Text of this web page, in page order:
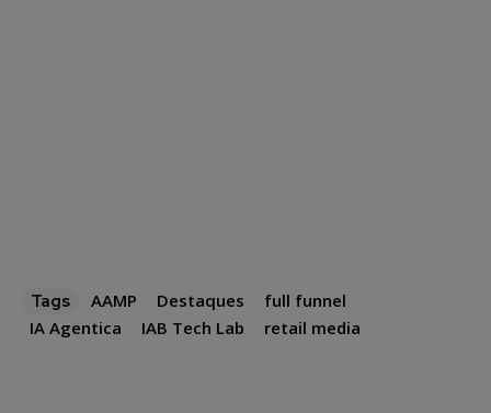
Tags AAMP Destaques
full funnel
IA Agentica
IAB Tech Lab retail media